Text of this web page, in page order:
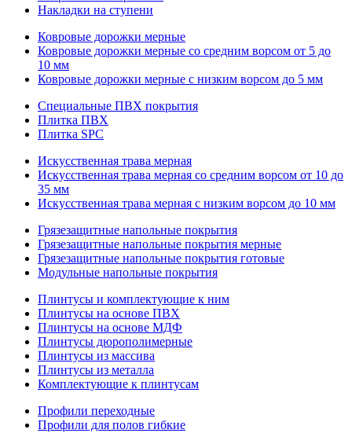
Накладки на ступени
Ковровые дорожки мерные
Ковровые дорожки мерные со средним ворсом от 5 до
10 мм
Ковровые дорожки мерные с низким ворсом до 5 мм
Специальные ПВХ покрытия
Плитка ПВХ
Плитка SPC
Искуccтвенная трава мерная
Искусственная трава мерная со средним ворсом от 10 до
35 мм
Искусственная трава мерная с низким ворсом до 10 мм
Грязезащитные напольные покрытия
Грязезащитные напольные покрытия мерные
Грязезащитные напольные покрытия готовые
Модульные напольные покрытия
Плинтусы и комплектующие к ним
Плинтусы на основе ПВХ
Плинтусы на основе МДФ
Плинтусы дюрополимерные
Плинтусы из массива
Плинтусы из металла
Комплектующие к плинтусам
Профили переходные
Профили для полов гибкие